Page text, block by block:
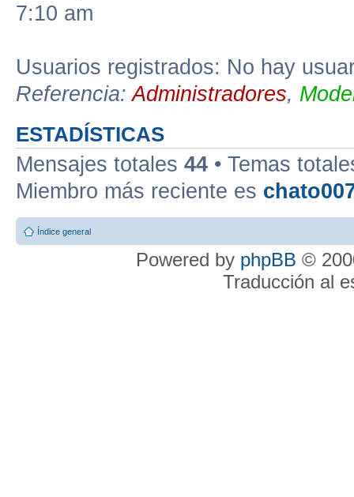
7:10 am
Usuarios registrados: No hay
Referencia:Administradores,
ESTADÍSTICAS
Mensajes totales 44 • Temas
Miembro más reciente es
Índice general
Powered by phpBB ©
Traducción al